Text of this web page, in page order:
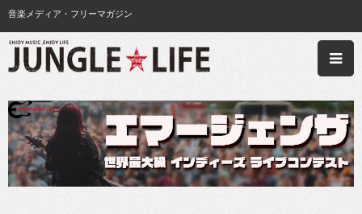
音楽メディア・フリーマガジン